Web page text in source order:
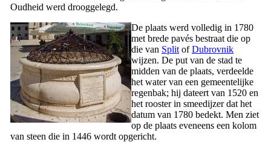
Oudheid werd drooggelegd.
De plaats werd volledig in 1780
met brede pavés bestraat die op
die van Split ofDubrovnik
wijzen. De put van de stad te
midden van de plaats, verdeelde
het water van een gemeentelijke
regenbak; hij dateert van 1520 en
het rooster in smeedijzer dat het
datum van 1780 bedekt. Men ziet
op de plaats eveneens een kolom
van steen die in 1446 wordt opgericht.